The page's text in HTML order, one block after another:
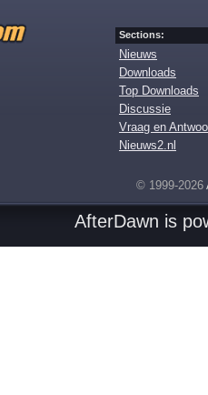
Sections:
Nieuws
Downloads
Top Downloads
Discussie
Vraag en
Nieuws2.nl
© 1999-2026
AfterDawn is